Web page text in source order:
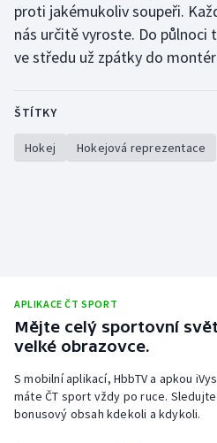
Stolní tenis
Triatlon
Vodní slalom
proti jakémukoliv soupeři.
nás určitě vyroste. Do půlnoci
ve středu už zpátky do
ŠTÍTKY
Hokej Hokejová reprezentace
APLIKACE ČT SPORT
Mějte celý sportovní
velké obrazovce.
S mobilní aplikací, HbbTV a apkou
máte ČT sport vždy po ruce.
bonusový obsah kdekoli a kdykoli.